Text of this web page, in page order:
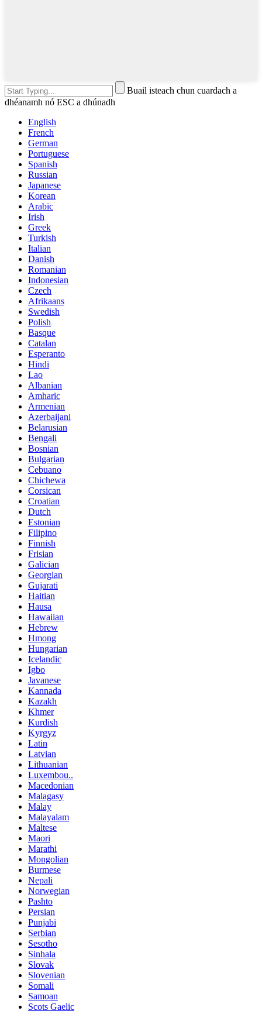
Buail isteach chun cuardach a
dhéanamh nó ESC a dhúnadh
English
French
German
Portuguese
Spanish
Russian
Japanese
Korean
Arabic
Irish
Greek
Turkish
Italian
Danish
Romanian
Indonesian
Czech
Afrikaans
Swedish
Polish
Basque
Catalan
Esperanto
Hindi
Lao
Albanian
Amharic
Armenian
Azerbaijani
Belarusian
Bengali
Bosnian
Bulgarian
Cebuano
Chichewa
Corsican
Croatian
Dutch
Estonian
Filipino
Finnish
Frisian
Galician
Georgian
Gujarati
Haitian
Hausa
Hawaiian
Hebrew
Hmong
Hungarian
Icelandic
Igbo
Javanese
Kannada
Kazakh
Khmer
Kurdish
Kyrgyz
Latin
Latvian
Lithuanian
Luxembou..
Macedonian
Malagasy
Malay
Malayalam
Maltese
Maori
Marathi
Mongolian
Burmese
Nepali
Norwegian
Pashto
Persian
Punjabi
Serbian
Sesotho
Sinhala
Slovak
Slovenian
Somali
Samoan
Scots Gaelic